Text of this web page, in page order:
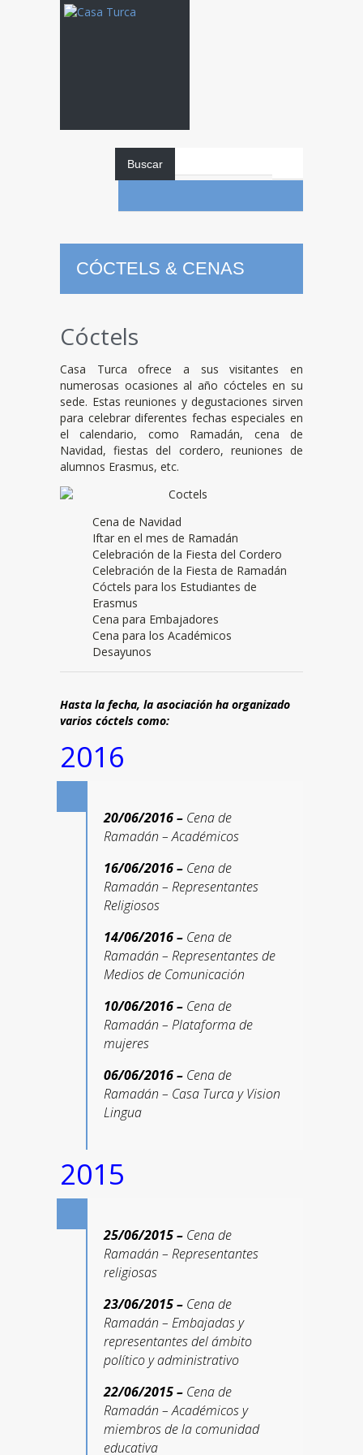
Buscar
CÓCTELS & CENAS
Cóctels
Casa Turca ofrece a sus visitantes en
numerosas ocasiones al año cócteles en su
sede. Estas reuniones y degustaciones sirven
para celebrar diferentes fechas especiales en
el calendario, como Ramadán, cena de
Navidad, fiestas del cordero, reuniones de
alumnos Erasmus, etc.
Cena de Navidad
Iftar en el mes de Ramadán
Celebración de la Fiesta del Cordero
Celebración de la Fiesta de Ramadán
Cóctels para los Estudiantes de
Erasmus
Cena para Embajadores
Cena para los Académicos
Desayunos
Hasta la fecha, la asociación ha organizado
varios cóctels como:
2016
20/06/2016 – Cena de
Ramadán – Académicos
16/06/2016 – Cena de
Ramadán – Representantes
Religiosos
14/06/2016 – Cena de
Ramadán – Representantes de
Medios de Comunicación
10/06/2016 – Cena de
Ramadán – Plataforma de
mujeres
06/06/2016 – Cena de
Ramadán – Casa Turca y Vision
Lingua
2015
25/06/2015 – Cena de
Ramadán – Representantes
religiosas
23/06/2015 – Cena de
Ramadán – Embajadas y
representantes del ámbito
político y administrativo
22/06/2015 – Cena de
Ramadán – Académicos y
miembros de la comunidad
educativa